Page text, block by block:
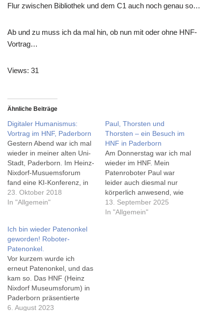
Flur zwischen Bibliothek und dem C1 auch noch genau so…
Ab und zu muss ich da mal hin, ob nun mit oder ohne HNF-
Vortrag…
Views: 31
Ähnliche Beiträge
Digitaler Humanismus:
Vortrag im HNF, Paderborn
Gestern Abend war ich mal
wieder in meiner alten Uni-
Stadt, Paderborn. Im Heinz-
Nixdorf-Musuemsforum
fand eine KI-Konferenz, in
der Rahmen es auch einen
Vortrag mit dem Titel
der Künstlichen Intelligenz'
von Prof. Dr. Julian Nida-
Rümelin gab.
https://www.instagram.com/
p/BpSZCZKBEr_/?taken-
by=011i Der Vortrag war
zwar 'nur' eine Stunde…
23. Oktober 2018
In "Allgemein"
Paul, Thorsten und
Thorsten – ein Besuch im
HNF in Paderborn
Am Donnerstag war ich mal
wieder im HNF. Mein
Patenroboter Paul war
leider auch diesmal nur
körperlich anwesend, wie
schon vor recht genau 2
Jahren... Bevor ich meine
13. September 2025
In "Allgemein"
Ich bin wieder Patenonkel
geworden! Roboter-
Patenonkel.
Vor kurzem wurde ich
erneut Patenonkel, und das
kam so. Das HNF (Heinz
Nixdorf Museumsforum) in
Paderborn präsentierte
einen neuen, dritten
6. August 2023